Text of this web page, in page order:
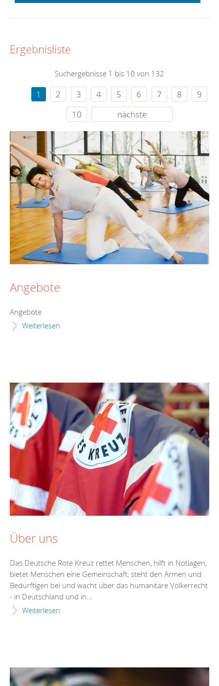
Ergebnisliste
Suchergebnisse 1 bis 10 von 132
1 2 3 4 5 6 7 8
9
10
nächste
Angebote
Angebote
Weiterlesen
Über uns
Das Deutsche Rote Kreuz rettet Menschen, hilft in Notlagen,
bietet Menschen eine Gemeinschaft, steht den Armen und
Bedürftigen bei und wacht über das humanitäre Völkerrecht
- in Deutschland und in...
Weiterlesen